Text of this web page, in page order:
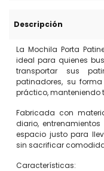
Descripción
La Mochila Porta
ideal para quienes
transportar sus
patinadores, su
práctico, manteniendo
Fabricada con
diario,
espacio justo para
sin sacrificar
Características: